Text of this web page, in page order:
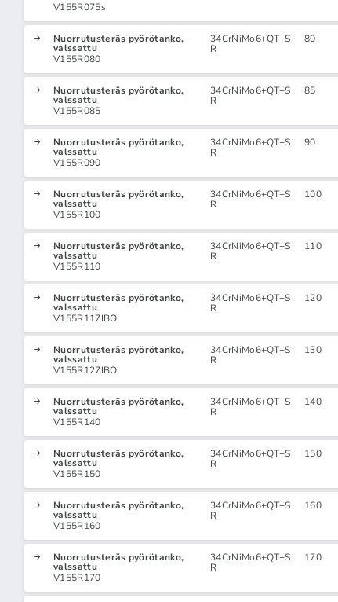
V155R075s
Nuorrutusteräs pyörötanko,
valssattu
V155R080
34CrNiMo6+QT+S
R
80
Nuorrutusteräs pyörötanko,
valssattu
V155R085
34CrNiMo6+QT+S
R
85
Nuorrutusteräs pyörötanko,
valssattu
V155R090
34CrNiMo6+QT+S
R
90
Nuorrutusteräs pyörötanko,
valssattu
V155R100
34CrNiMo6+QT+S
R
100
Nuorrutusteräs pyörötanko,
valssattu
V155R110
34CrNiMo6+QT+S
R
110
Nuorrutusteräs pyörötanko,
valssattu
V155R117IBO
34CrNiMo6+QT+S
R
120
Nuorrutusteräs pyörötanko,
valssattu
V155R127IBO
34CrNiMo6+QT+S
R
130
Nuorrutusteräs pyörötanko,
valssattu
V155R140
34CrNiMo6+QT+S
R
140
Nuorrutusteräs pyörötanko,
valssattu
V155R150
34CrNiMo6+QT+S
R
150
Nuorrutusteräs pyörötanko,
valssattu
V155R160
34CrNiMo6+QT+S
R
160
Nuorrutusteräs pyörötanko,
valssattu
V155R170
34CrNiMo6+QT+S
R
170